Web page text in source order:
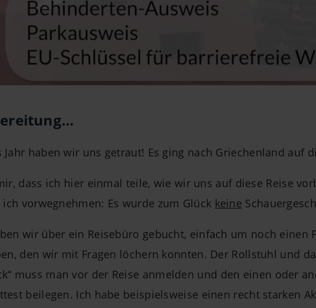
Jahr haben wir uns getraut! Es ging nach Griechenland auf
dass ich hier einmal teile, wie wir uns auf diese Reise
vorwegnehmen: Es wurde zum Glück keine
wir über ein Reisebüro gebucht, einfach um noch einen
den wir mit Fragen löchern konnten. Der Rollstuhl und
muss man vor der Reise anmelden und den einen oder
beilegen. Ich habe beispielsweise einen recht starken